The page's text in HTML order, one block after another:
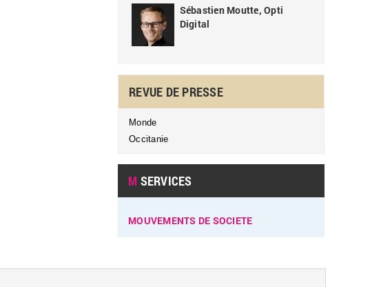
Sébastien Moutte, Opti
Digital
REVUE DE PRESSE
Monde
Occitanie
M SERVICES
MOUVEMENTS DE SOCIETE